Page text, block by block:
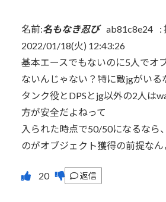
名前:名もなき忍び ab81c8e24 :
2022/01/18(火) 12:43:26
基本エースでもないのに5人でオ
ないんじゃない？特に敵jgがいる
タンク役とDPSとjg以外の2人は
方が安全だよねって
入られた時点で50/50になるなら
のがオブジェクト獲得の前提なん
返信